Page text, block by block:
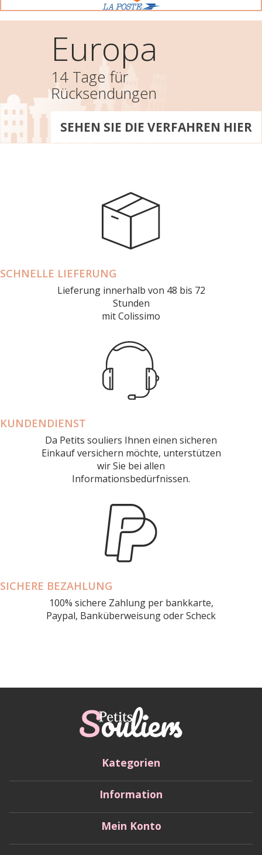
Europa
14 Tage für
Rücksendungen
SEHEN SIE DIE VERFAHREN HIER
SCHNELLE LIEFERUNG
Lieferung innerhalb von 48 bis 72
Stunden
mit Colissimo
KUNDENDIENST
Da Petits souliers Ihnen einen sicheren
Einkauf versichern möchte, unterstützen
wir Sie bei allen
Informationsbedürfnissen.
SICHERE BEZAHLUNG
100% sichere Zahlung per bankkarte,
Paypal, Banküberweisung oder Scheck
Kategorien
Information
Mein Konto